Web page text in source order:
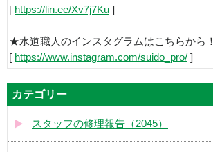
[ https://lin.ee/Xv7j7Ku ]
★水道職人のインスタグラムはこちらから！
[ https://www.instagram.com/suido_pro/ ]
カテゴリー
スタッフの修理報告（2045）